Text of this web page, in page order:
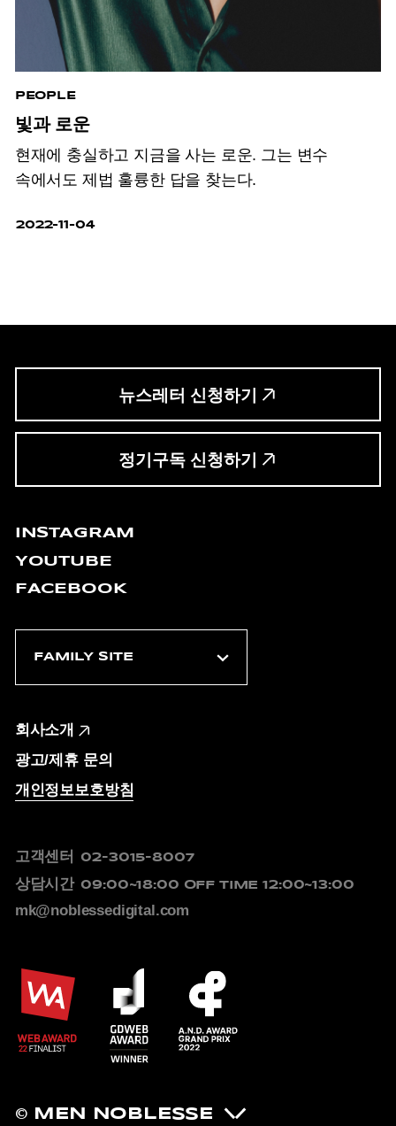
PEOPLE
빛과 로운
현재에 충실하고 지금을 사는 로운. 그는 변수
속에서도 제법 훌륭한 답을 찾는다.
2022-11-04
뉴스레터 신청하기
정기구독 신청하기
INSTAGRAM
YOUTUBE
FACEBOOK
회사소개
광고/제휴 문의
개인정보보호방침
고객센터 02-3015-8007
상담시간 09:00~18:00 OFF TIME 12:00~13:00
mk@noblessedigital.com
© MEN NOBLESSE